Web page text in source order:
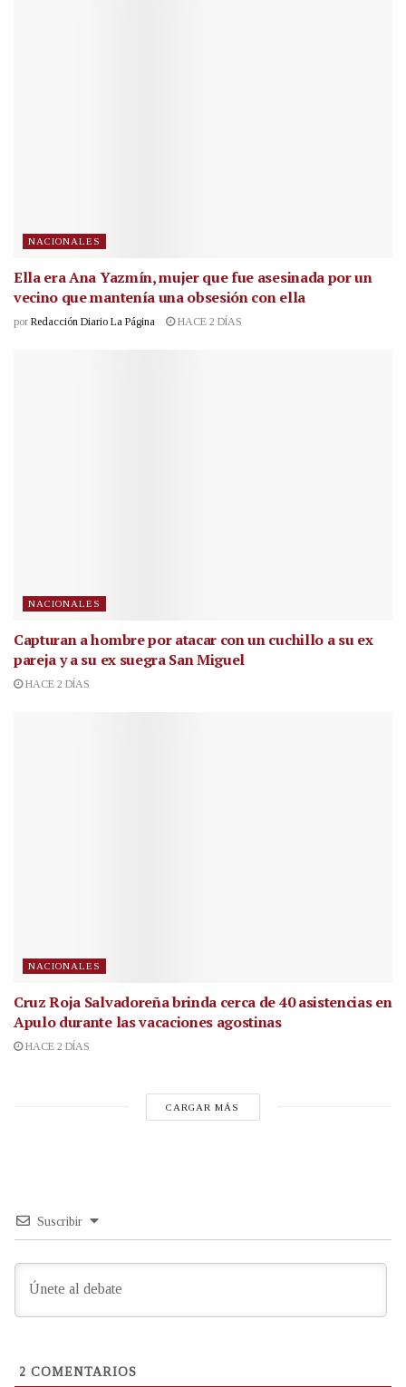
NACIONALES
Ella era Ana Yazmín, mujer que fue asesinada por un
vecino que mantenía una obsesión con ella
por Redacción Diario La Página HACE 2 DÍAS
NACIONALES
Capturan a hombre por atacar con un cuchillo a su ex
pareja y a su ex suegra San Miguel
HACE 2 DÍAS
NACIONALES
Cruz Roja Salvadoreña brinda cerca de 40 asistencias en
Apulo durante las vacaciones agostinas
HACE 2 DÍAS
CARGAR MÁS
Suscribir
2 COMENTARIOS